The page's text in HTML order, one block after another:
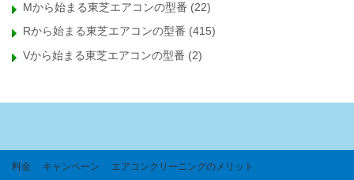
Mから始まる東芝エアコンの型番 (22)
Rから始まる東芝エアコンの型番 (415)
Vから始まる東芝エアコンの型番 (2)
料金 キャンペーン エアコンクリーニングのメリット